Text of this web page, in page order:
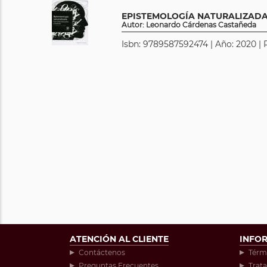
EPISTEMOLOGÍA
Autor: Leonardo Cárdenas Castañeda
Isbn: 9789587592474 | Año: 2020 |
ATENCIÓN AL CLIENTE
Contáctenos